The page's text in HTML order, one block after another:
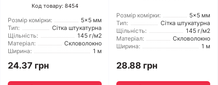
Код товару: 8454
Розмір комірки:
5x5 мм
Тип:
Сітка штукатурна
Щільність:
145 г/м2
Матеріал:
Скловолокно
Ширина:
1 м
24.37 грн
Розмір комірки:
5x5 мм
Тип:
Сітка штукатурна
Щільність:
145 г/м2
Матеріал:
Скловолокно
Ширина:
1 м
28.88 грн